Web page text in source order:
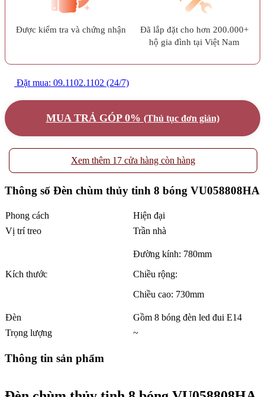
Được kiểm tra và chứng nhận
Đã lắp đặt cho hơn 200.000+
hộ gia đình tại Việt Nam
Đặt mua: 09.1102.1102 (24/7)
MUA TRẢ GÓP 0% (Thủ tục đơn giản)
Xem thêm 17 cửa hàng còn hàng
Thông số Đèn chùm thủy tinh 8 bóng VU058808HA
Phong cách
Hiện đại
Vị trí treo
Trần nhà
Kích thước
Đường kính: 780mm
Chiều rộng:
Chiều cao: 730mm
Đèn
Gồm 8 bóng đèn led đui E14
Trọng lượng
~
Thông tin sản phẩm